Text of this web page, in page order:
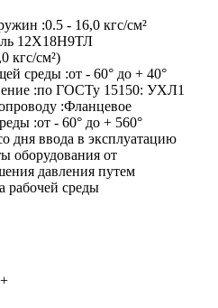
:0.5 - 16,0 кгс/см²
12Х18Н9ТЛ
кгс/см²)
среды :от - 60° до + 40°
:по ГОСТу 15150: УХЛ1
:Фланцевое
:от - 60° до + 560°
дня ввода в эксплуатацию
оборудования от
давления путем
рабочей среды
+